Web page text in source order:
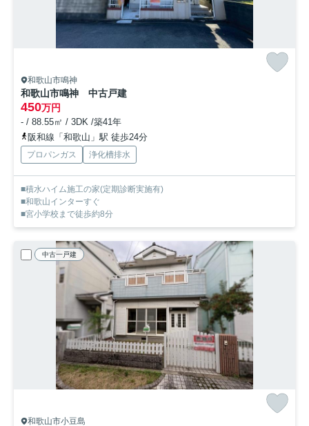
和歌山市鳴神
和歌山市鳴神 中古戸建
450万円
- / 88.55㎡ / 3DK /築41年
阪和線「和歌山」駅 徒歩24分
プロパンガス 浄化槽排水
■積水ハイム施工の家(定期診断実施有)
■和歌山インターすぐ
■宮小学校まで徒歩約8分
中古一戸建
和歌山市小豆島